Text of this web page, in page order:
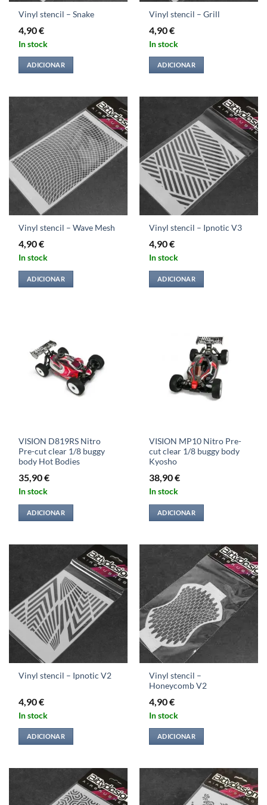
Vinyl stencil – Snake
4,90€
In stock
ADICIONAR
Vinyl stencil – Grill
4,90€
In stock
ADICIONAR
Vinyl stencil – Wave Mesh
4,90€
In stock
ADICIONAR
Vinyl stencil – Ipnotic V3
4,90€
In stock
ADICIONAR
VISION D819RS Nitro
Pre-cut clear 1/8 buggy
body Hot Bodies
35,90€
In stock
ADICIONAR
VISION MP10 Nitro Pre-
cut clear 1/8 buggy body
Kyosho
38,90€
In stock
ADICIONAR
Vinyl stencil – Ipnotic V2
4,90€
In stock
ADICIONAR
Vinyl stencil –
Honeycomb V2
4,90€
In stock
ADICIONAR